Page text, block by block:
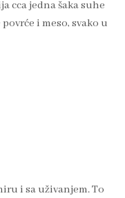
cca jedna šaka suhe
i meso, svako u
i sa uživanjem. To